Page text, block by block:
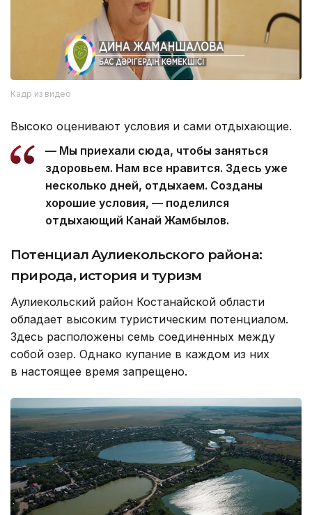
Кадр из видео
Высоко оценивают условия и сами отдыхающие.
— Мы приехали сюда, чтобы заняться
здоровьем. Нам все нравится. Здесь уже
несколько дней, отдыхаем. Созданы
хорошие условия, — поделился
отдыхающий Канай Жамбылов.
Потенциал Аулиекольского района:
природа, история и туризм
Аулиекольский район Костанайской области
обладает высоким туристическим потенциалом.
Здесь расположены семь соединенных между
собой озер. Однако купание в каждом из них
в настоящее время запрещено.